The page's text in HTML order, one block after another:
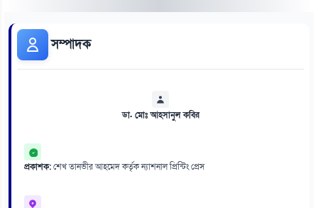
সম্পাদক
ডা. মোঃ আহসানুল কবির
প্রকাশক:শেখ তানভীর আহমেদ কর্তৃক ন্যাশনাল প্রিন্টিং প্রেস